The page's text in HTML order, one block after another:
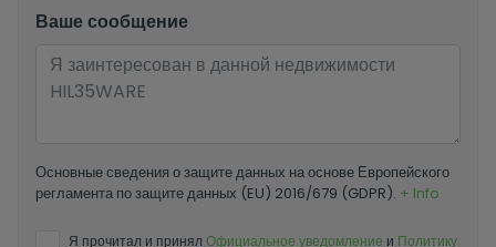
Ваше сообщение
Основные сведения о защите данных на основе Европейского
регламента по защите данных (EU) 2016/679 (GDPR). + Info
Я прочитал и принял Официальное уведомление и Политику